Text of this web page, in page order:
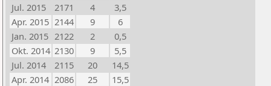
Jul. 2015
2171 4
3,5
Apr. 2015 2144 9
6
Jan. 2015 2122 2
0,5
Okt. 2014 2130 9
5,5
Jul. 2014
2115 20
14,5
Apr. 2014 2086 25
15,5